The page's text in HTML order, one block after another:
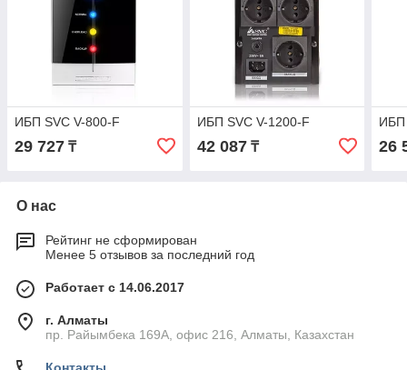
ИБП SVC V-800-F
29 727 ₸
ИБП SVC V-1200-F
42 087₸
ИБП
26
О нас
Рейтинг не сформирован
Менее 5 отзывов за последний год
Работает с 14.06.2017
г. Алматы
пр. Райымбека 169А, офис 216, Алматы, Казахстан